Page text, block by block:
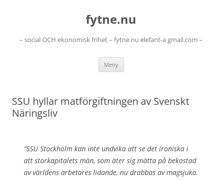
fytne.nu
– social OCH ekonomisk frihet – fytne.nu elefant-a gmail.com –
Meny
SSU hyllar matförgiftningen av Svenskt
Näringsliv
”SSU Stockholm kan inte undvika att se det ironiska i
att storkapitalets män, som äter sig mätta på bekostad
av världens arbetares lidande, nu drabbas av magsjuka.